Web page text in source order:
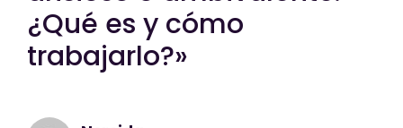
¿Qué es y cómo
trabajarlo?»